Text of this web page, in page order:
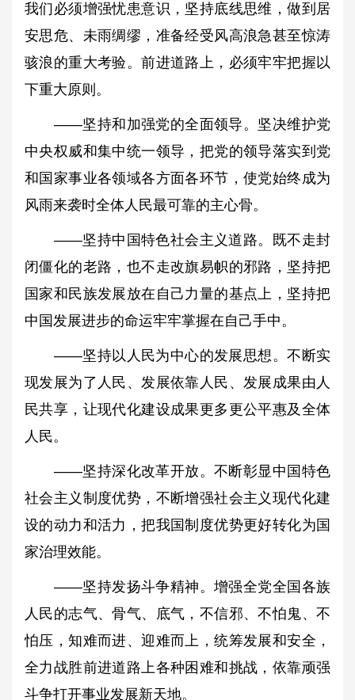
我们必须增强忧患意识，坚持底线思维，做到居
安思危、未雨绸缪，准备经受风高浪急甚至惊涛
骇浪的重大考验。前进道路上，必须牢牢把握以
下重大原则。
——坚持和加强党的全面领导。坚决维护党
中央权威和集中统一领导，把党的领导落实到党
和国家事业各领域各方面各环节，使党始终成为
风雨来袭时全体人民最可靠的主心骨。
——坚持中国特色社会主义道路。既不走封
闭僵化的老路，也不走改旗易帜的邪路，坚持把
国家和民族发展放在自己力量的基点上，坚持把
中国发展进步的命运牢牢掌握在自己手中。
——坚持以人民为中心的发展思想。不断实
现发展为了人民、发展依靠人民、发展成果由人
民共享，让现代化建设成果更多更公平惠及全体
人民。
——坚持深化改革开放。不断彰显中国特色
社会主义制度优势，不断增强社会主义现代化建
设的动力和活力，把我国制度优势更好转化为国
家治理效能。
——坚持发扬斗争精神。增强全党全国各族
人民的志气、骨气、底气，不信邪、不怕鬼、不
怕压，知难而进、迎难而上，统筹发展和安全，
全力战胜前进道路上各种困难和挑战，依靠顽强
斗争打开事业发展新天地。